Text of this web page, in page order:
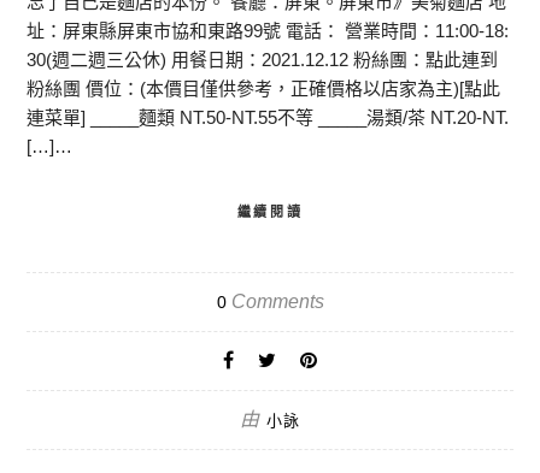
址：屏東縣屏東市協和東路99號 電話： 營業時間：11:00-18:
30(週二週三公休) 用餐日期：2021.12.12 粉絲團：點此連到
粉絲團 價位：(本價目僅供參考，正確價格以店家為主)[點此
連菜單] _____麵類 NT.50-NT.55不等 _____湯類/茶 NT.20-NT.
[…]…
繼續閱讀
0Comments
由 小詠